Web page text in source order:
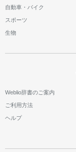
自動車・バイク
スポーツ
生物
Weblio辞書のご案内
ご利用方法
ヘルプ